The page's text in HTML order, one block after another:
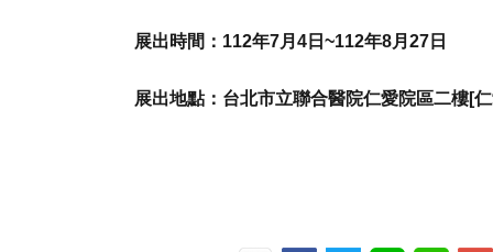
展出時間：112年7月4日~112年8月27日
展出地點：台北市立聯合醫院仁愛院區二樓[